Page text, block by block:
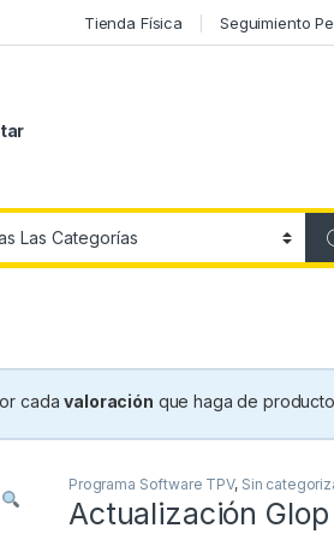
Tienda Física Seguimiento
cadavaloración que haga de
Programa Software TPV, Sin
Actualización Glop